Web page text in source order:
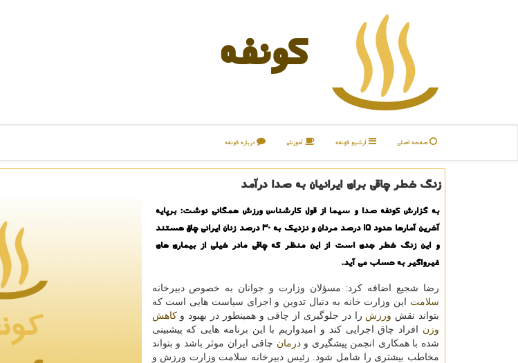
كونفه
صفحه اصلی آرشیو كونفه آموزش درباره كونفه
زنگ خطر چاقی برای ایرانیان به صدا درآمد
به گزارش كونفه صدا و سیما از قول كارشناس ورزش همگانی نوشت: برپایه
آخرین آمارها حدود ۱۵ درصد مردان و نزدیك به ۳۰ درصد زنان ایرانی چاق هستند
و این زنگ خطر جدی است از این منظر كه چاقی مادر خیلی از بیماری های
غیرواگیر به حساب می آید.
رضا شجیع اضافه كرد: مسؤلان وزارت و جوانان به خصوص دبیرخانه
سلامت این وزارت خانه به دنبال تدوین و اجرای سیاست هایی است كه
بتواند نقش ورزش را در جلوگیری از چاقی و همینطور در بهبود وكاهش
وزن افراد چاق اجرایی كند و امیدواریم با این برنامه هایی كه پیشبینی
شده با همكاری انجمن پیشگیری ودرمان چاقی ایران موثر باشد و بتواند
مخاطب بیشتری را شامل شود. رئیس دبیرخانه سلامت وزارت ورزش و